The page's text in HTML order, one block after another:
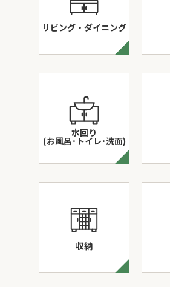
リビング・ダイニング
水回り
(お風呂･トイレ･洗面)
収納